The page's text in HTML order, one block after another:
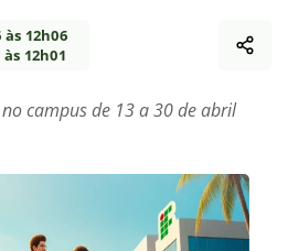
às 12h06
12h01
campus de 13 a 30 de abril